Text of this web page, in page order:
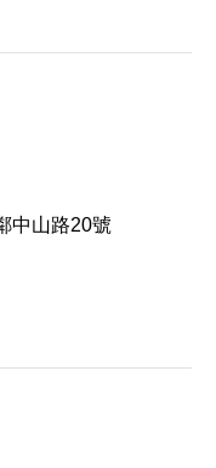
中山路20號